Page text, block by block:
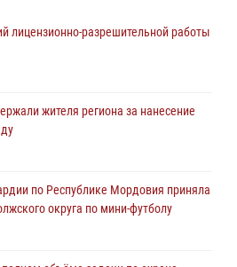
лицензионно-разрешительной работы
жителя региона за нанесение
по Республике Мордовия приняла
округа по мини-футболу